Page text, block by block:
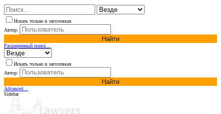
Искать только в заголовках
Автор:
Найти
Расширенный поиск…
Искать только в заголовках
Автор:
Найти
Advanced…
Sidebar